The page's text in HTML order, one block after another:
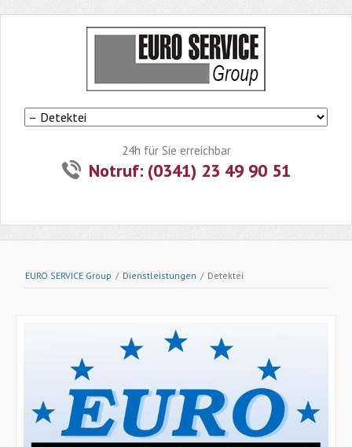
24h für Sie erreichbar
Notruf: (0341) 23 49 90 51
EURO SERVICE Group / Dienstleistungen / Detektei